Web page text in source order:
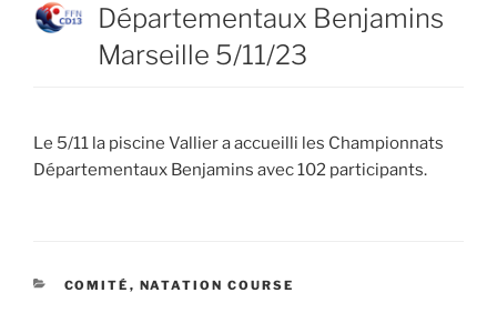
Départementaux Benjamins
Marseille 5/11/23
Le 5/11 la piscine Vallier a accueilli les Championnats
Départementaux Benjamins avec 102 participants.
CATÉGORIES
COMITÉ , NATATION COURSE